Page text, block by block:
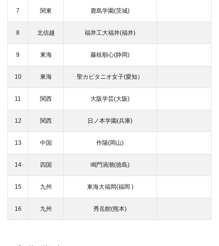
7 関東 鹿島学園(茨城)
8 北信越 福井工大福井(福井)
9 東海 藤枝順心(静岡)
10 東海 聖カピタニオ女子(愛知）
11 関西 大阪学芸(大阪)
12 関西 日ノ本学園(兵庫)
13 中国 作陽(岡山)
14 四国 鳴門渦潮(徳島)
15 九州 東海大福岡(福岡 )
16 九州 秀岳館(熊本)